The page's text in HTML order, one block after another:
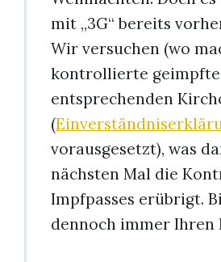
mit „3G“ bereits
Wir versuchen (wo
kontrollierte geimpfte
entsprechenden
(
vorausgesetzt), was
nächsten Mal die
Impfpasses erübrigt.
dennoch immer Ihren